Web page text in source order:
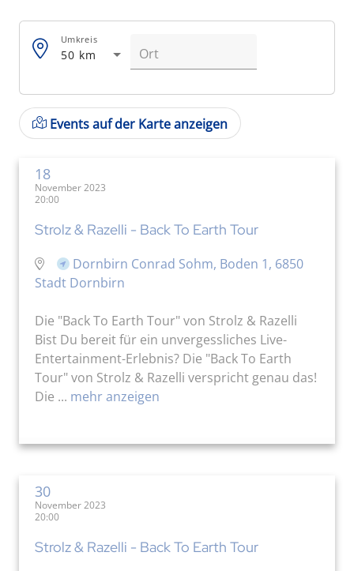
50 km
Umkreis
Events auf der Karte anzeigen
18
November 2023
20:00
Strolz & Razelli - Back To Earth Tour
Dornbirn Conrad Sohm, Boden 1, 6850
Stadt Dornbirn
Die "Back To Earth Tour" von Strolz & Razelli
Bist Du bereit für ein unvergessliches Live-
Entertainment-Erlebnis? Die "Back To Earth
Tour" von Strolz & Razelli verspricht genau das!
Die ... mehr anzeigen
30
November 2023
20:00
Strolz & Razelli - Back To Earth Tour